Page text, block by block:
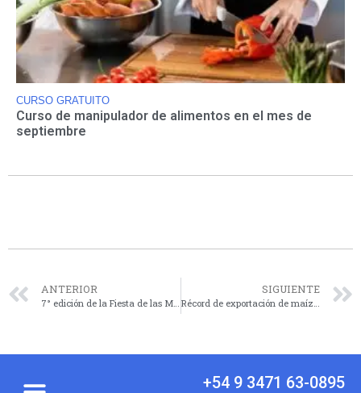
CURSO GRATUITO
Curso de manipulador de alimentos en el mes de
septiembre
ANTERIOR SIGUIENTE
+54 9 3471 63-0895